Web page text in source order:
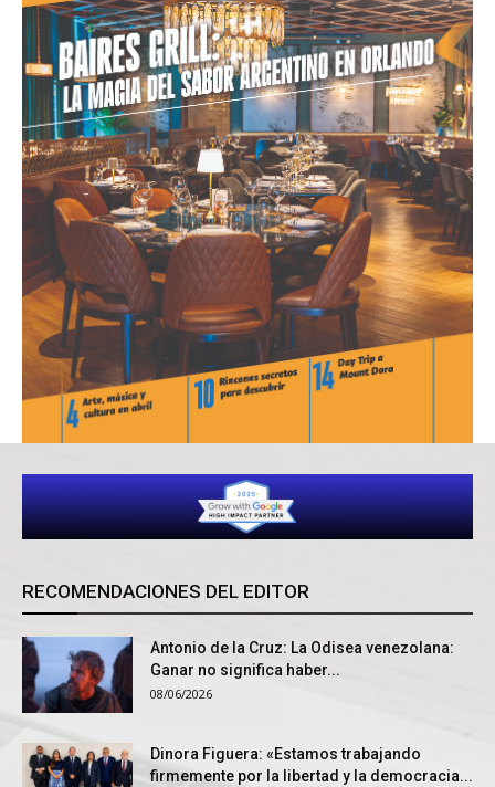
RECOMENDACIONES DEL EDITOR
Antonio de la Cruz: La Odisea venezolana:
Ganar no significa haber...
08/06/2026
Dinora Figuera: «Estamos trabajando
firmemente por la libertad y la democracia...